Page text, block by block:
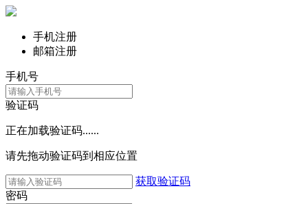
手机注册
邮箱注册
手机号
验证码
正在加载验证码......
请先拖动验证码到相应位置
获取验证码
密码